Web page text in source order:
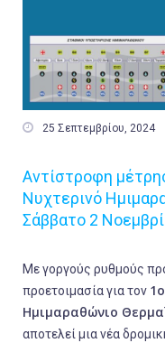
 25 Σεπτεμβρίου, 2024
Αντίστροφη
Νυχτερινό
Σάββατο 2
Με γοργούς ρυθμούς
προετοιμασία για τον
Ημιμαραθώνιο
αποτελεί μια νέα